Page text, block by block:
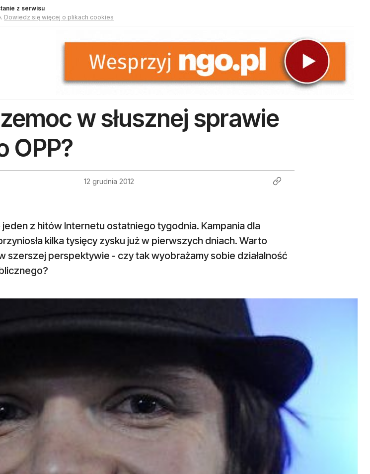
z serwisu
Dowiedz się więcej o plikach cookies
w słusznej sprawie
OPP?
12 grudnia 2012
z hitów Internetu ostatniego tygodnia. Kampania dla
kilka tysięcy zysku już w pierwszych dniach. Warto
szerszej perspektywie - czy tak wyobrażamy sobie działalność